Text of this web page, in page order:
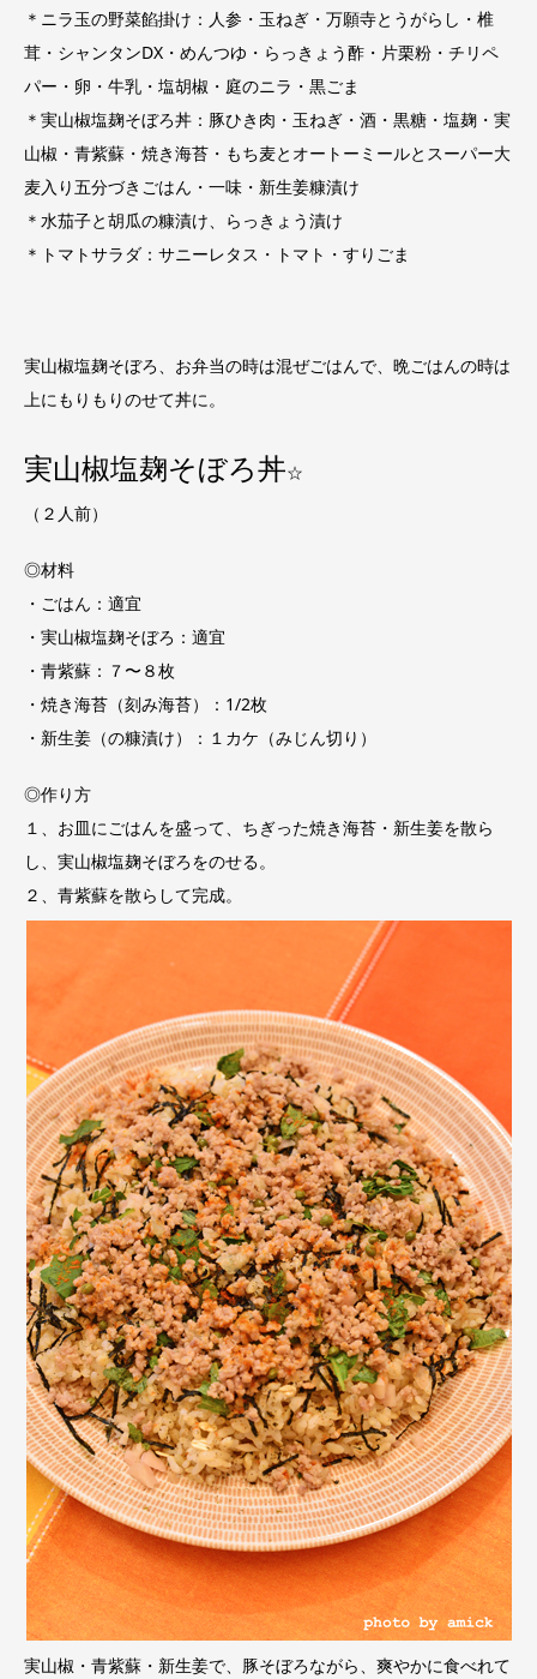
＊ニラ玉の野菜餡掛け：人参・玉ねぎ・万願寺とうがらし・椎
茸・シャンタンDX・めんつゆ・らっきょう酢・片栗粉・チリペ
パー・卵・牛乳・塩胡椒・庭のニラ・黒ごま
＊実山椒塩麹そぼろ丼：豚ひき肉・玉ねぎ・酒・黒糖・塩麹・実
山椒・青紫蘇・焼き海苔・もち麦とオートーミールとスーパー大
麦入り五分づきごはん・一味・新生姜糠漬け
＊水茄子と胡瓜の糠漬け、らっきょう漬け
＊トマトサラダ：サニーレタス・トマト・すりごま
実山椒塩麹そぼろ、お弁当の時は混ぜごはんで、晩ごはんの時は
上にもりもりのせて丼に。
実山椒塩麹そぼろ丼☆
（２人前）
◎材料
・ごはん：適宜
・実山椒塩麹そぼろ：適宜
・青紫蘇：７〜８枚
・焼き海苔（刻み海苔）：1/2枚
・新生姜（の糠漬け）：１カケ（みじん切り）
◎作り方
１、お皿にごはんを盛って、ちぎった焼き海苔・新生姜を散ら
し、実山椒塩麹そぼろをのせる。
２、青紫蘇を散らして完成。
実山椒・青紫蘇・新生姜で、豚そぼろながら、爽やかに食べれて